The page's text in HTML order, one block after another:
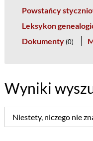
Powstańcy
Leksykon
Dokumenty (0)
Wyniki
Niestety, niczego nie